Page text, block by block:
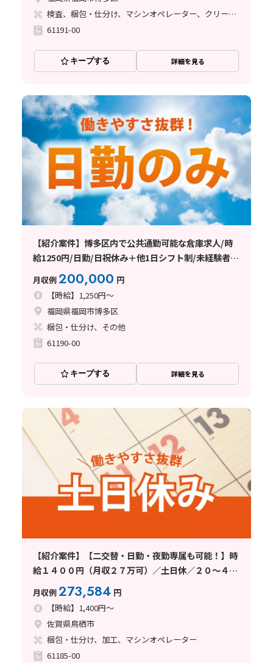
検査、梱包・仕分け、マシンオペレーター、クリーンルーム
61191-00
キープする 詳細を見る
【紹介案件】博多区内で公共通勤可能な倉庫求人/時
給1250円/日勤/日祝休み＋他1日シフト制/未経験者歓
月収例200,000 円
【時給】1,250円～
福岡県福岡市博多区
梱包・仕分け、その他
61190-00
キープする 詳細を見る
【紹介案件】【二交替・日勤・夜勤専属も可能！】時
給１４００円（月収２７万可）／土日休／２０～４０
代未経験者活躍中
月収例273,584 円
【時給】1,400円～
佐賀県鳥栖市
梱包・仕分け、加工、マシンオペレーター
61185-00